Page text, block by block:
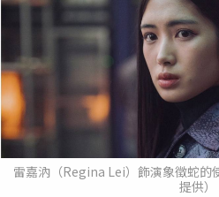
雷嘉汭（Regina Lei）飾演象徵蛇的
提供）